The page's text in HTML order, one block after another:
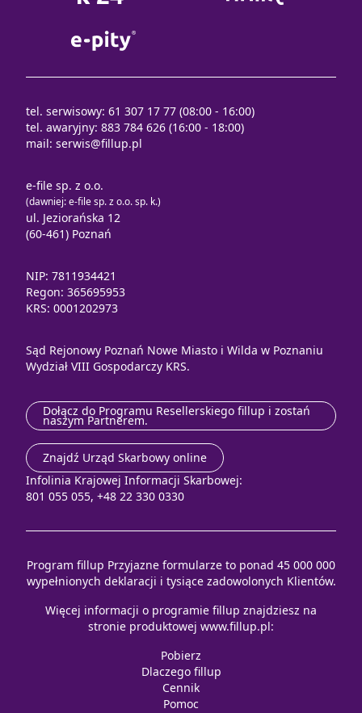
tel. serwisowy: 61 307 17 77 (08:00 - 16:00)
tel. awaryjny: 883 784 626 (16:00 - 18:00)
mail: serwis@fillup.pl
e-file sp. z o.o.
(dawniej: e-file sp. z o.o. sp. k.)
ul. Jeziorańska 12
(60-461) Poznań
NIP: 7811934421
Regon: 365695953
KRS: 0001202973
Sąd Rejonowy Poznań Nowe Miasto i Wilda w Poznaniu
Wydział VIII Gospodarczy KRS.
Dołącz do Programu Resellerskiego fillup i zostań
naszym Partnerem.
Znajdź Urząd Skarbowy online
Infolinia Krajowej Informacji Skarbowej:
801 055 055, +48 22 330 0330
Program fillup Przyjazne formularze to ponad 45 000 000
wypełnionych deklaracji i tysiące zadowolonych Klientów.
Więcej informacji o programie fillup znajdziesz na
stronie produktowej www.fillup.pl:
Pobierz
Dlaczego fillup
Cennik
Pomoc